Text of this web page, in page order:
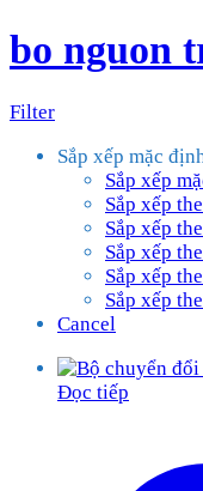
bo nguon
Filter
Sắp xếp mặc
Sắp xếp
Sắp xếp
Sắp xếp
Sắp xếp
Sắp xếp
Sắp xếp
Cancel
Đọc tiếp